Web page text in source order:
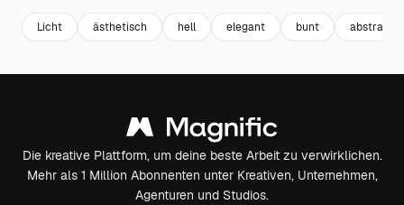
Licht ästhetisch hell elegant bunt abstrakt
Die kreative Plattform, um deine beste Arbeit zu verwirklichen.
Mehr als 1 Million Abonnenten unter Kreativen, Unternehmen,
Agenturen und Studios.